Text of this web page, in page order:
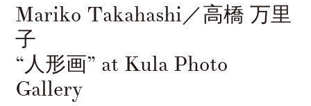
Mariko Takahashi／高橋 万里
子
“人形画” at Kula Photo
Gallery